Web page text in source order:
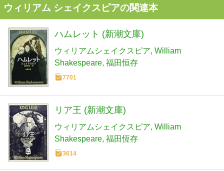
ウィリアム シェイクスピアの関連本
ハムレット (新潮文庫)
ウィリアムシェイクスピア William
Shakespeare 福田恒存
7701
リア王 (新潮文庫)
ウィリアムシェイクスピア William
Shakespeare 福田恆存
3614